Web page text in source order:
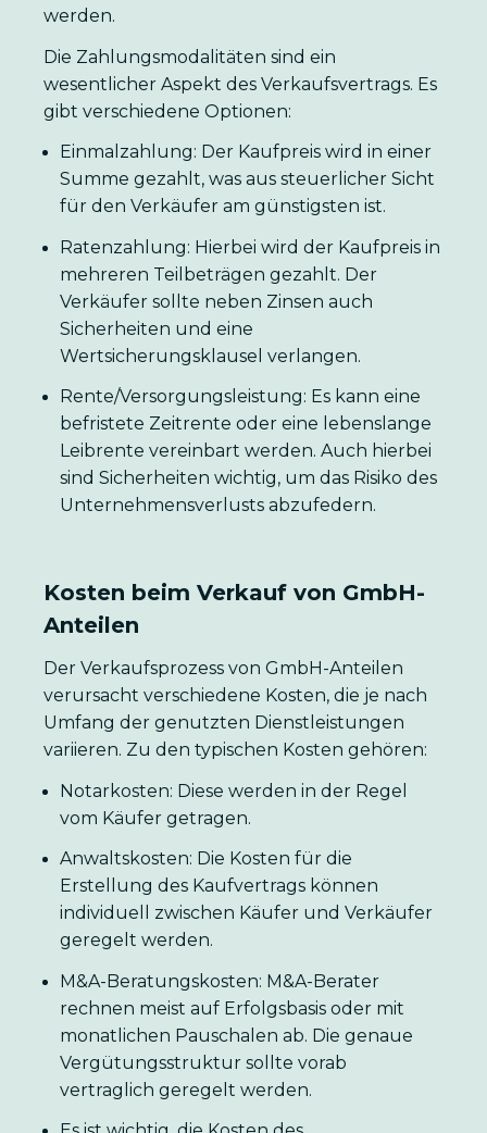
werden.
Die Zahlungsmodalitäten sind ein
wesentlicher Aspekt des Verkaufsvertrags. Es
gibt verschiedene Optionen:
Einmalzahlung: Der Kaufpreis wird in einer
Summe gezahlt, was aus steuerlicher Sicht
für den Verkäufer am günstigsten ist.
Ratenzahlung: Hierbei wird der Kaufpreis in
mehreren Teilbeträgen gezahlt. Der
Verkäufer sollte neben Zinsen auch
Sicherheiten und eine
Wertsicherungsklausel verlangen.
Rente/Versorgungsleistung: Es kann eine
befristete Zeitrente oder eine lebenslange
Leibrente vereinbart werden. Auch hierbei
sind Sicherheiten wichtig, um das Risiko des
Unternehmensverlusts abzufedern.
Kosten beim Verkauf von GmbH-
Anteilen
Der Verkaufsprozess von GmbH-Anteilen
verursacht verschiedene Kosten, die je nach
Umfang der genutzten Dienstleistungen
variieren. Zu den typischen Kosten gehören:
Notarkosten: Diese werden in der Regel
vom Käufer getragen.
Anwaltskosten: Die Kosten für die
Erstellung des Kaufvertrags können
individuell zwischen Käufer und Verkäufer
geregelt werden.
M&A-Beratungskosten: M&A-Berater
rechnen meist auf Erfolgsbasis oder mit
monatlichen Pauschalen ab. Die genaue
Vergütungsstruktur sollte vorab
vertraglich geregelt werden.